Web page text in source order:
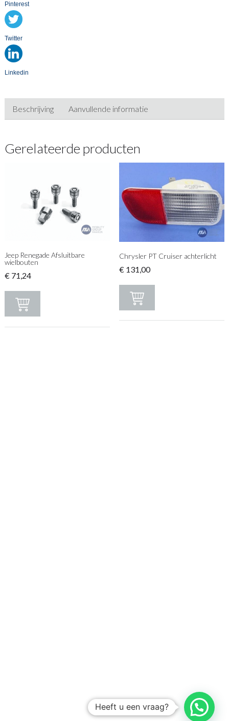
Pinterest
Twitter
Linkedin
Beschrijving Aanvullende informatie
Gerelateerde producten
Jeep Renegade Afsluitbare
wielbouten
€71,24
Chrysler PT Cruiser achterlicht
€ 131,00
Heeft u een vraag?